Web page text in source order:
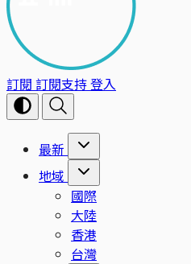
訂閱 訂閱支持登入
最新
地域
國際
大陸
香港
台灣